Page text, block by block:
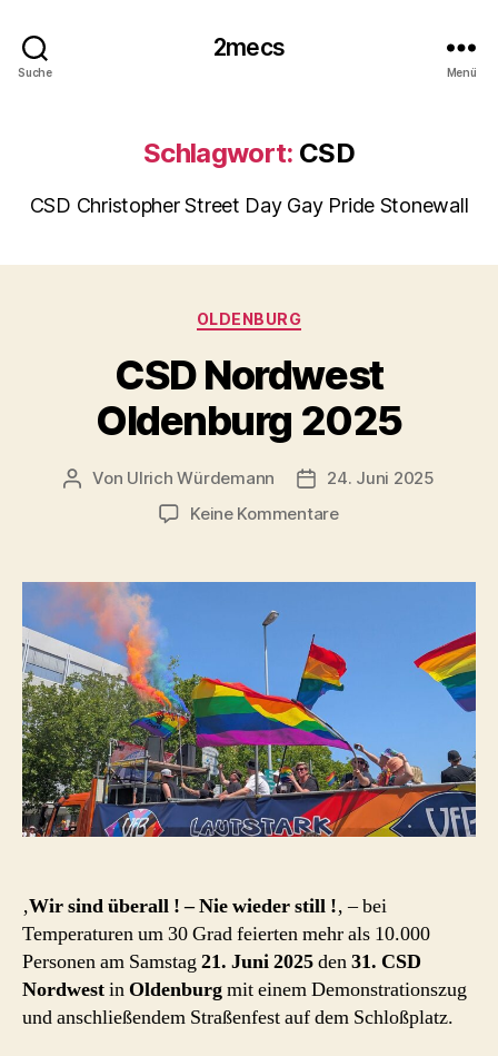
Suche
2mecs
Menü
Schlagwort: CSD
CSD Christopher Street Day Gay Pride Stonewall
Kategorien
OLDENBURG
CSD Nordwest
Oldenburg 2025
Beitragsautor
Von Ulrich Würdemann Beitragsdatum
24. Juni 2025
Keine Kommentarezu
Oldenburg
‚Wir sind überall ! – Nie wieder still !‚ – bei
Temperaturen um 30 Grad feierten mehr als 10.000
Personen am Samstag21. Juni 2025den31. CSD
Nordwestin Oldenburgmit einem Demonstrationszug
und anschließendem Straßenfest auf dem Schloßplatz.